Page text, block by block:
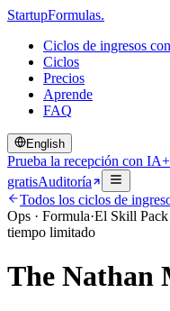
StartupFormulas.
Ciclos de ingresos
Ciclos
Precios
Aprende
FAQ
English
Prueba la recepción con IA
gratisAuditoría
Todos los ciclos de
Ops · Formula·El Skill Pack
tiempo limitado
The Nathan